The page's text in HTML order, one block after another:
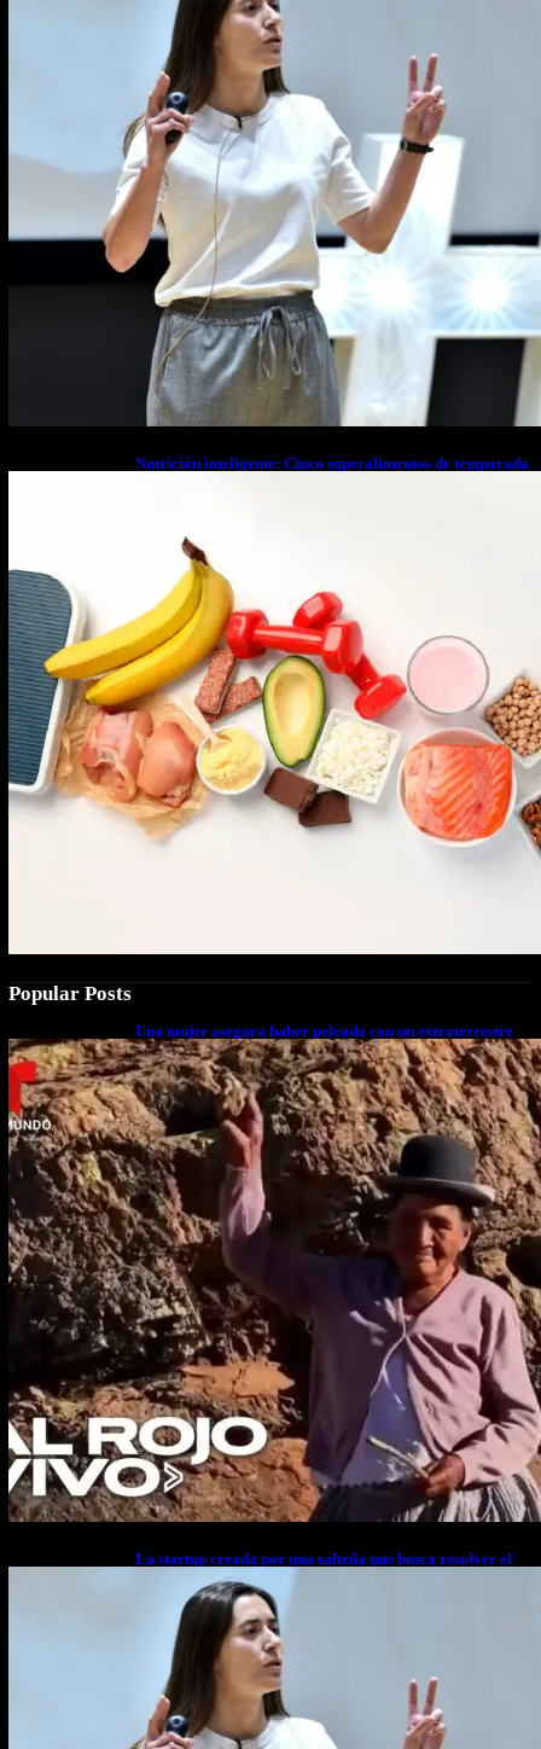
Nutrición inteligente: Cinco superalimentos de temporada
Popular Posts
Una mujer asegura haber peleado con un extraterrestre
cuerpo a cuerpo
La startup creada por una salteña que busca resolver el
estrés financiero en Latinoamérica